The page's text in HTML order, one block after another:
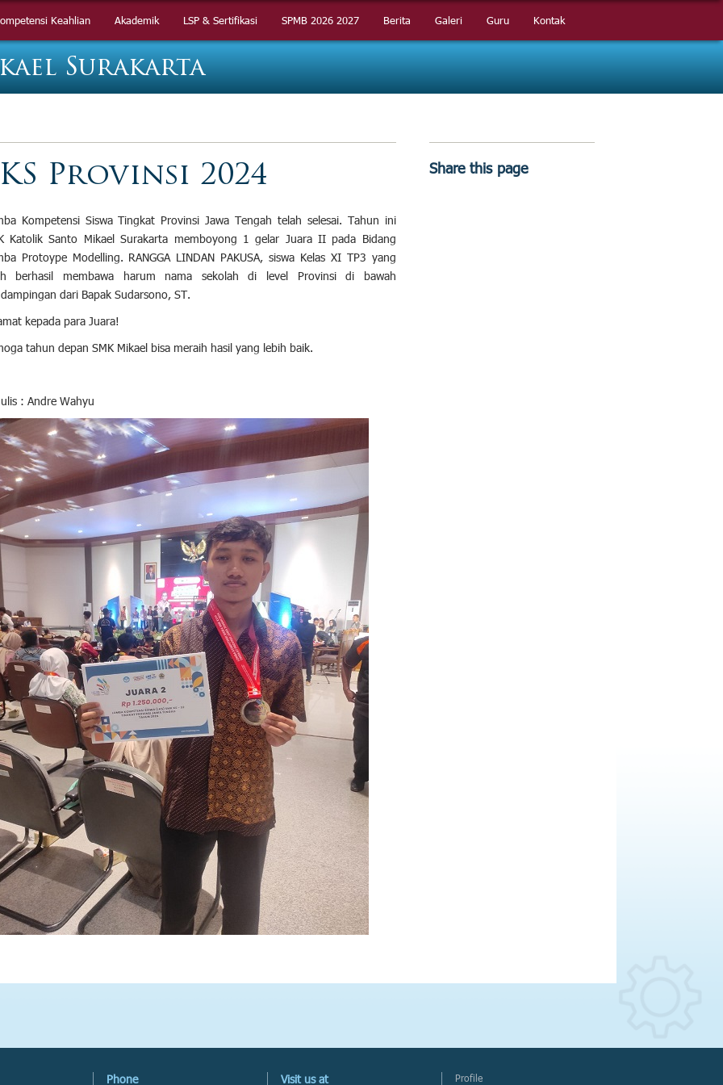
Keahlian Akademik LSP & Sertifikasi SPMB 2026 2027 Berita Galeri Guru Kontak
Keahlian Akademik LSP & Sertifikasi SPMB 2026 2027 Berita Galeri Guru Kontak
Surakarta
Provinsi 2024
Kompetensi Siswa Tingkat Provinsi Jawa Tengah telah selesai. Tahun ini
Katolik Santo Mikael Surakarta memboyong 1 gelar Juara II pada Bidang
Protoype Modelling. RANGGA LINDAN PAKUSA, siswa Kelas XI TP3 yang
berhasil membawa harum nama sekolah di level Provinsi di bawah
dari Bapak Sudarsono, ST.
kepada para Juara!
tahun depan SMK Mikael bisa meraih hasil yang lebih baik.
: Andre Wahyu
Share this page
Phone Visit us at Profile